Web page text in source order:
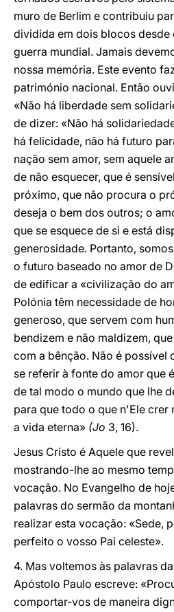
muro de Berlim e contribuiu
dividida em dois blocos desde
guerra mundial. Jamais
nossa memória. Este evento
património nacional. Então
«Não há liberdade sem
de dizer: «Não há
há felicidade, não há futuro
nação sem amor, sem aquele
de não esquecer, que é
próximo, que não procura o
deseja o bem dos outros; o
que se esquece de si e está
generosidade. Portanto,
o futuro baseado no amor de
de edificar a «civilização do
Polónia têm necessidade de
generoso, que servem com
bendizem e não maldizem,
com a bênção. Não é possível
se referir à fonte do amor que
de tal modo o mundo que lhe
para que todo o que n'Ele crer
a vida eterna» (Jo 3, 16).
Jesus Cristo é Aquele que
mostrando-lhe ao mesmo
vocação. No Evangelho de
palavras do sermão da
realizar esta vocação: «Sede,
perfeito o vosso Pai celeste».
4. Mas voltemos às palavras
Apóstolo Paulo escreve:
comportar-vos de maneira